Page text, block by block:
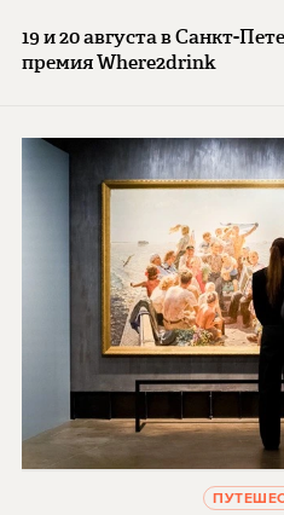
19 и 20 августа в Санкт-
премия Where2drink